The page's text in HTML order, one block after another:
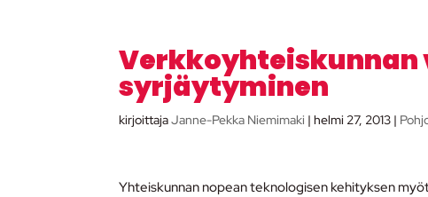
syrjäytyminen
kirjoittajaJanne-Pekka Niemimaki |helmi 27, 2013 |
Yhteiskunnan nopean teknologisen kehityksen